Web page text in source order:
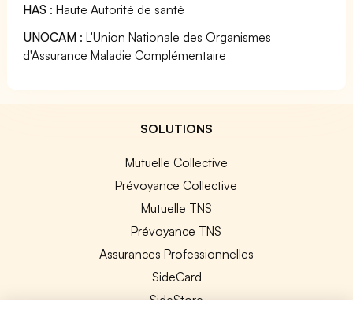
HAS : Haute Autorité de santé
UNOCAM : L'Union Nationale des Organismes
d'Assurance Maladie Complémentaire
SOLUTIONS
Mutuelle Collective
Prévoyance Collective
Mutuelle TNS
Prévoyance TNS
Assurances Professionnelles
SideCard
SideStore